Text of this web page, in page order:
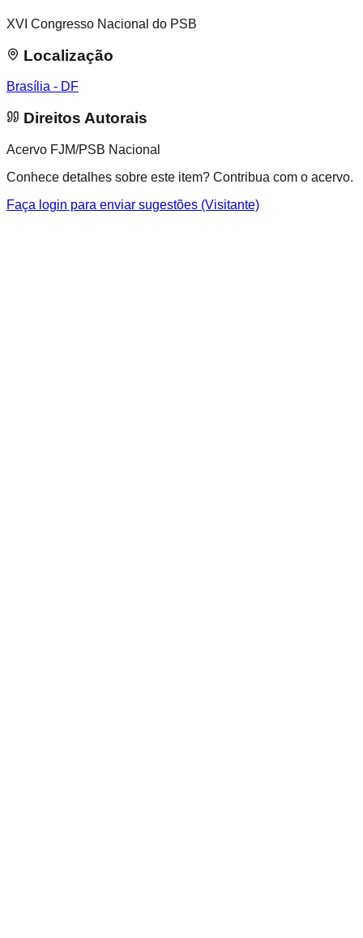
XVI Congresso Nacional do PSB
Localização
Brasília - DF
Direitos Autorais
Acervo FJM/PSB Nacional
Conhece detalhes sobre este item? Contribua com o acervo.
Faça login para enviar sugestões (Visitante)